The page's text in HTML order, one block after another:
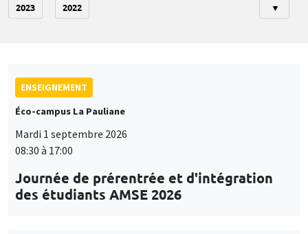
2023 2022 ▼
ENSEIGNEMENT
Éco-campus La Pauliane
Mardi 1 septembre 2026
08:30 à 17:00
Journée de prérentrée et d'intégration
des étudiants AMSE 2026